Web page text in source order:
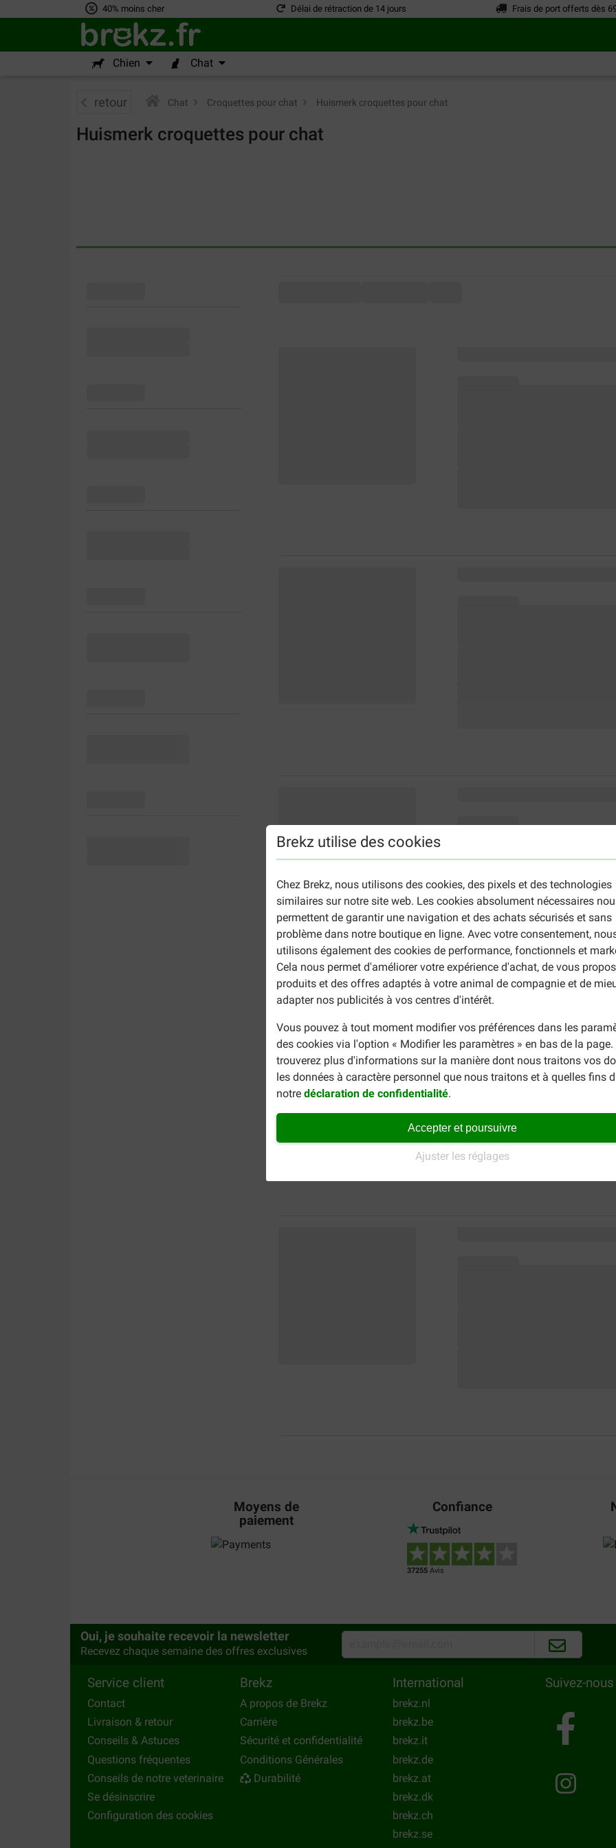
40% moins cher Délai de rétraction de 14 jours Frais de port offerts dès
Chien Chat
Brekz utilise des cookies
Chez Brekz, nous utilisons des cookies, des pixels et des technologies
similaires sur notre site web. Les cookies absolument nécessaires
permettent de garantir une navigation et des achats sécurisés et sans
problème dans notre boutique en ligne. Avec votre consentement,
utilisons également des cookies de performance, fonctionnels et
Cela nous permet d'améliorer votre expérience d'achat, de vous
produits et des offres adaptés à votre animal de compagnie et de
adapter nos publicités à vos centres d'intérêt.
Vous pouvez à tout moment modifier vos préférences dans les
des cookies via l'option « Modifier les paramètres » en bas de la page.
trouverez plus d'informations sur la manière dont nous traitons vos
les données à caractère personnel que nous traitons et à quelles fins
notre déclaration de confidentialité.
Accepter et poursuivre
Ajuster les réglages
retour Chat Croquettes pour chat Huismerk croquettes pour chat
Huismerk croquettes pour chat
Moyens de
paiement
Confiance
37255 Avis
Oui, je souhaite recevoir la newsletter
Recevez chaque semaine des offres exclusives
Service client
Contact
Livraison & retour
Conseils & Astuces
Questions fréquentes
Conseils de notre veterinaire
Se désinscrire
Configuration des cookies
Brekz
A propos de Brekz
Carrière
Sécurité et confidentialité
Conditions Générales
Durabilité
International
brekz.nl
brekz.be
brekz.it
brekz.de
brekz.at
brekz.dk
brekz.ch
brekz.se
Suivez-nous